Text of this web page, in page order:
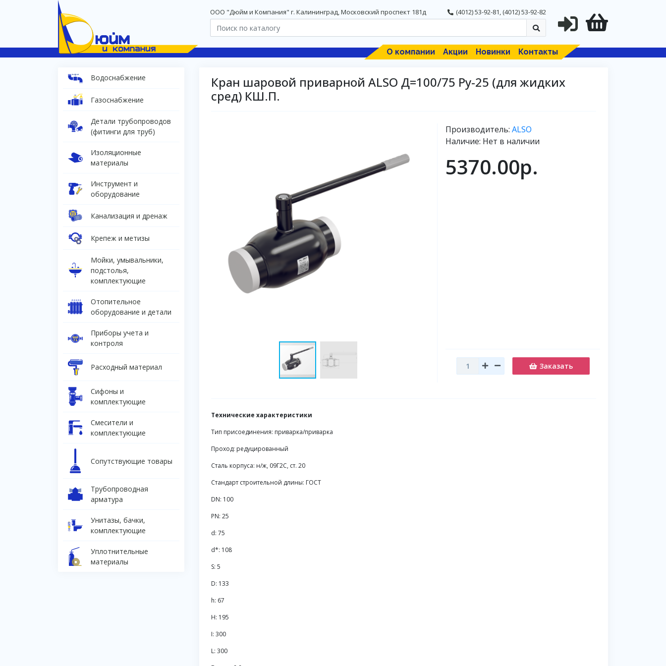
OOO "Дюйм и Компания" г. Калининград, Московский проспект 181д (4012) 53-92-81,(4012) 53-92-82
О компании Акции Новинки Контакты
Водоснабжение
Газоснабжение
Детали трубопроводов
(фитинги для труб)
Изоляционные
материалы
Инструмент и
оборудование
Канализация и дренаж
Крепеж и метизы
Мойки, умывальники,
подстолья,
комплектующие
Отопительное
оборудование и детали
Приборы учета и
контроля
Расходный материал
Сифоны и
комплектующие
Смесители и
комплектующие
Сопутствующие товары
Трубопроводная
арматура
Унитазы, бачки,
комплектующие
Уплотнительные
материалы
Кран шаровой приварной ALSO Д=100/75 Ру-25 (для жидких
сред) КШ.П.
Производитель:ALSO
Наличие: Нет в наличии
5370.00р.
Заказать
Технические характеристики
Тип присоединения: приварка/приварка
Проход: редуцированный
Сталь корпуса: н/ж, 09Г2С, ст. 20
Стандарт строительной длины: ГОСТ
DN: 100
PN: 25
d: 75
d*: 108
S: 5
D: 133
h: 67
H: 195
I: 300
L: 300